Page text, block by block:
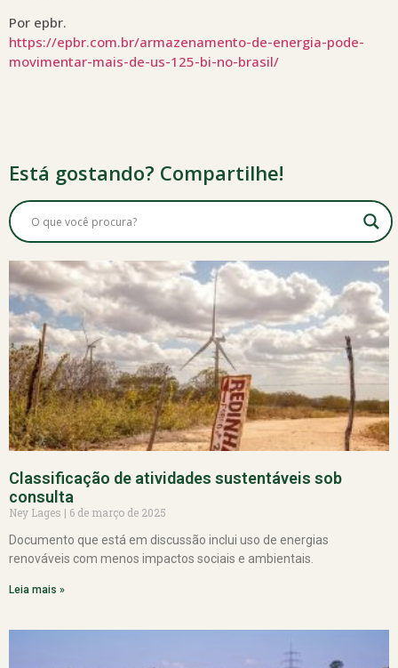
Por epbr.
https://epbr.com.br/armazenamento-de-energia-pode-
movimentar-mais-de-us-125-bi-no-brasil/
Está gostando? Compartilhe!
Classificação de atividades sustentáveis sob
consulta
Ney Lages
6 de março de 2025
Documento que está em discussão inclui uso de energias
renováveis com menos impactos sociais e ambientais.
Leia mais »